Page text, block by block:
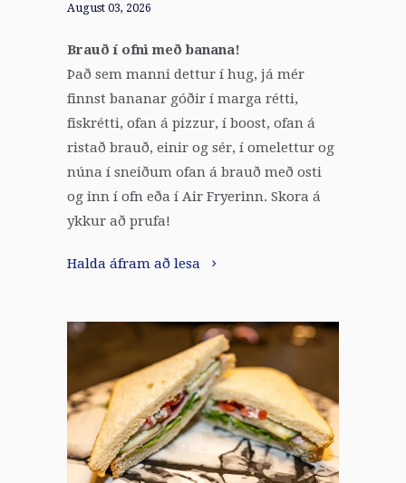
August 03, 2026
Brauð í ofni með banana!
Það sem manni dettur í hug, já mér
finnst bananar góðir í marga rétti,
fiskrétti, ofan á pizzur, í boost, ofan á
ristað brauð, einir og sér, í omelettur og
núna í sneiðum ofan á brauð með osti
og inn í ofn eða í Air Fryerinn. Skora á
ykkur að prufa!
Halda áfram að lesa